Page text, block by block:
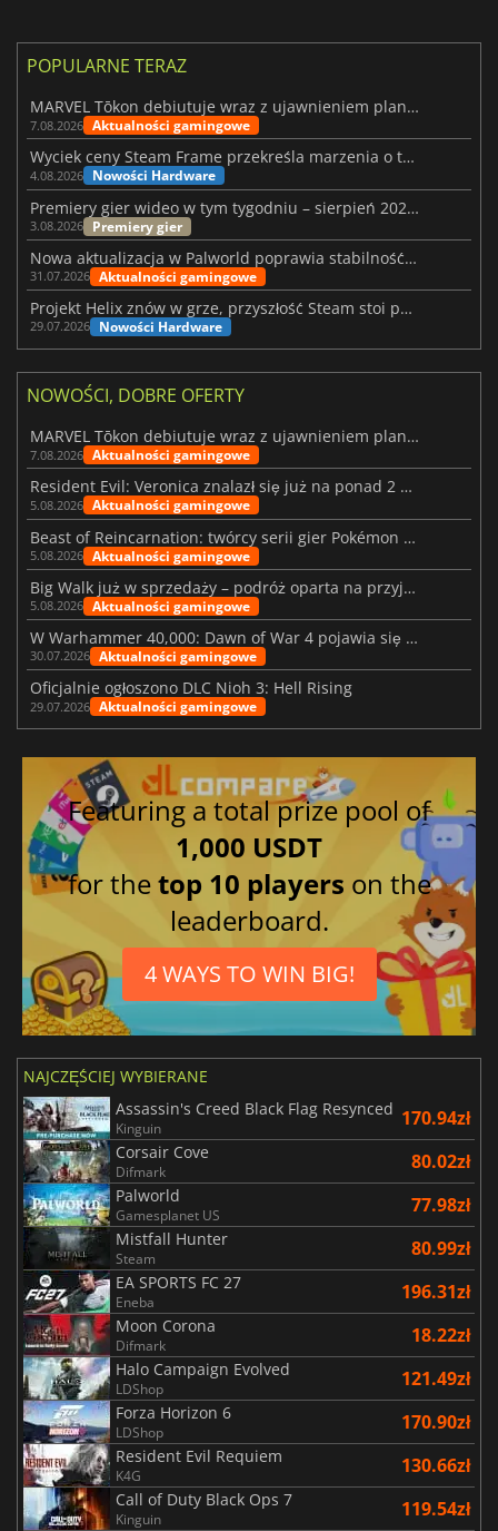
POPULARNE TERAZ
MARVEL Tōkon debiutuje wraz z ujawnieniem planu rozwoju na pierwszy rok
7.08.2026 Aktualności gamingowe
Wyciek ceny Steam Frame przekreśla marzenia o tanim zestawie VR
4.08.2026 Nowości Hardware
Premiery gier wideo w tym tygodniu – sierpień 2026 r. (32. tydzień)
3.08.2026 Premiery gier
Nowa aktualizacja w Palworld poprawia stabilność Sunreach i walk z bossami
31.07.2026 Aktualności gamingowe
Projekt Helix znów w grze, przyszłość Steam stoi pod znakiem zapytania
29.07.2026 Nowości Hardware
NOWOŚCI, DOBRE OFERTY
MARVEL Tōkon debiutuje wraz z ujawnieniem planu rozwoju na pierwszy rok
7.08.2026 Aktualności gamingowe
Resident Evil: Veronica znalazł się już na ponad 2 milionach list życzeń
5.08.2026 Aktualności gamingowe
Beast of Reincarnation: twórcy serii gier Pokémon wkraczają na nową ścieżkę
5.08.2026 Aktualności gamingowe
Big Walk już w sprzedaży – podróż oparta na przyjaźni
5.08.2026 Aktualności gamingowe
W Warhammer 40,000: Dawn of War 4 pojawia się frakcja Nekronów
30.07.2026 Aktualności gamingowe
Oficjalnie ogłoszono DLC Nioh 3: Hell Rising
29.07.2026 Aktualności gamingowe
Featuring a total prize pool of
1,000 USDT
for thetop 10 players on the
leaderboard.
4 WAYS TO WIN BIG!
NAJCZĘŚCIEJ WYBIERANE
Assassin's Creed Black Flag Resynced
Kinguin 170.94zł
Corsair Cove
Difmark 80.02zł
Palworld
Gamesplanet US 77.98zł
Mistfall Hunter
Steam 80.99zł
EA SPORTS FC 27
Eneba 196.31zł
Moon Corona
Difmark 18.22zł
Halo Campaign Evolved
LDShop 121.49zł
Forza Horizon 6
LDShop 170.90zł
Resident Evil Requiem
K4G 130.66zł
Call of Duty Black Ops 7
Kinguin 119.54zł